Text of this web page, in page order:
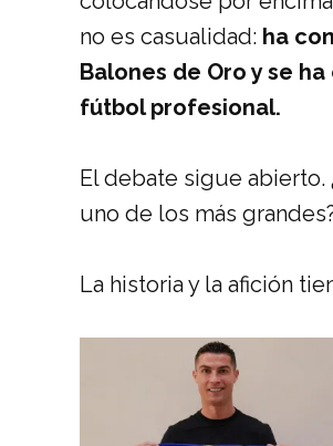
no es casualidad: ha
Balones de Oro y se
fútbol profesional.
El debate sigue
uno de los más
La historia y la afición